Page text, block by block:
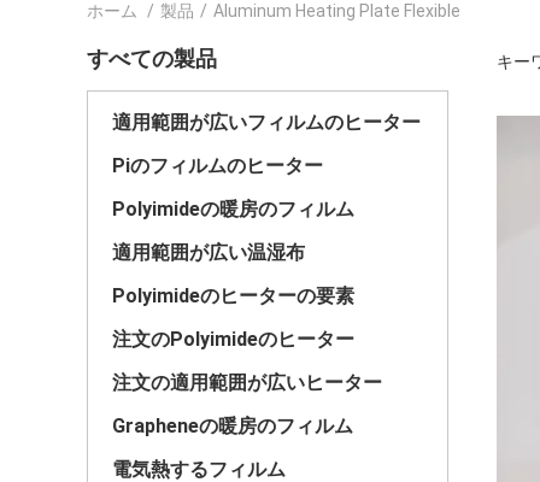
ホーム / 製品 / Aluminum Heating Plate Flexible
すべての製品
適用範囲が広いフィルムのヒーター
Piのフィルムのヒーター
Polyimideの暖房のフィルム
適用範囲が広い温湿布
Polyimideのヒーターの要素
注文のPolyimideのヒーター
注文の適用範囲が広いヒーター
Grapheneの暖房のフィルム
電気熱するフィルム
キー